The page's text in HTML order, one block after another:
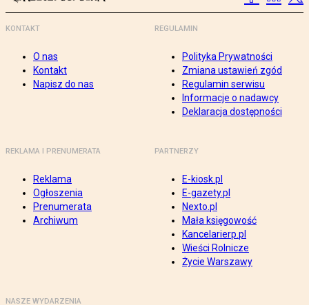
KONTAKT
O nas
Kontakt
Napisz do nas
REGULAMIN
Polityka Prywatności
Zmiana ustawień zgód
Regulamin serwisu
Informacje o nadawcy
Deklaracja dostępności
REKLAMA I PRENUMERATA
Reklama
Ogłoszenia
Prenumerata
Archiwum
PARTNERZY
E-kiosk.pl
E-gazety.pl
Nexto.pl
Mała księgowość
Kancelarierp.pl
Wieści Rolnicze
Życie Warszawy
NASZE WYDARZENIA